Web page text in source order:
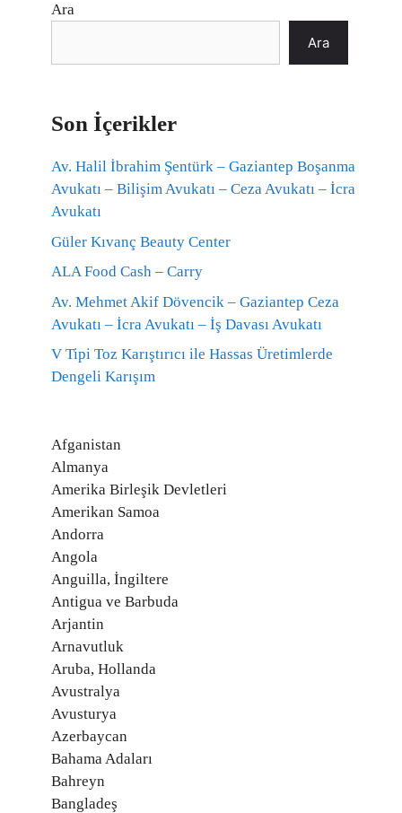
Ara
Ara
Son İçerikler
Av. Halil İbrahim Şentürk – Gaziantep Boşanma
Avukatı – Bilişim Avukatı – Ceza Avukatı – İcra
Avukatı
Güler Kıvanç Beauty Center
ALA Food Cash – Carry
Av. Mehmet Akif Dövencik – Gaziantep Ceza
Avukatı – İcra Avukatı – İş Davası Avukatı
V Tipi Toz Karıştırıcı ile Hassas Üretimlerde
Dengeli Karışım
Afganistan
Almanya
Amerika Birleşik Devletleri
Amerikan Samoa
Andorra
Angola
Anguilla, İngiltere
Antigua ve Barbuda
Arjantin
Arnavutluk
Aruba, Hollanda
Avustralya
Avusturya
Azerbaycan
Bahama Adaları
Bahreyn
Bangladeş